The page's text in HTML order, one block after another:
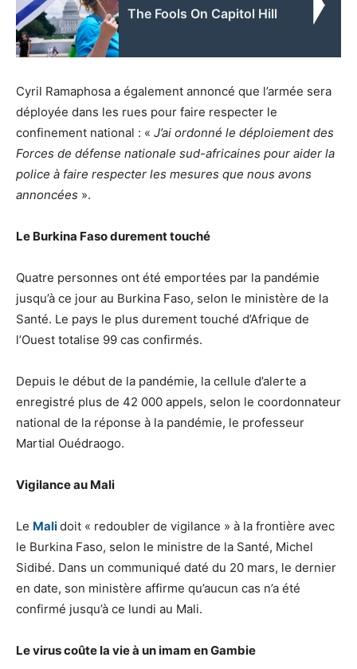
The Fools On Capitol Hill
Cyril Ramaphosa a également annoncé que l’armée sera
déployée dans les rues pour faire respecter le
confinement national : « J’ai ordonné le déploiement des
Forces de défense nationale sud-africaines pour aider la
police à faire respecter les mesures que nous avons
annoncées ».
Le Burkina Faso durement touché
Quatre personnes ont été emportées par la pandémie
jusqu’à ce jour au Burkina Faso, selon le ministère de la
Santé. Le pays le plus durement touché d’Afrique de
l’Ouest totalise 99 cas confirmés.
Depuis le début de la pandémie, la cellule d’alerte a
enregistré plus de 42 000 appels, selon le coordonnateur
national de la réponse à la pandémie, le professeur
Martial Ouédraogo.
Vigilance au Mali
Le Malidoit « redoubler de vigilance » à la frontière avec
le Burkina Faso, selon le ministre de la Santé, Michel
Sidibé. Dans un communiqué daté du 20 mars, le dernier
en date, son ministère affirme qu’aucun cas n’a été
confirmé jusqu’à ce lundi au Mali.
Le virus coûte la vie à un imam en Gambie